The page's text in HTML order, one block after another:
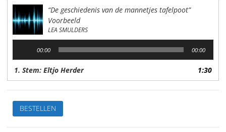
“De geschiedenis van de mannetjes tafelpoot”
Voorbeeld
LEA SMULDERS
00:00 00:00
1. Stem: Eltjo Herder 1:30
De
leukste
kinderverhalen
BESTELLEN